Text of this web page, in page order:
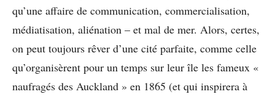
qu’une affaire de communication, commercialisation,
médiatisation, aliénation – et mal de mer. Alors, certes,
on peut toujours rêver d’une cité parfaite, comme celle
qu’organisèrent pour un temps sur leur île les fameux «
naufragés des Auckland » en 1865 (et qui inspirera à